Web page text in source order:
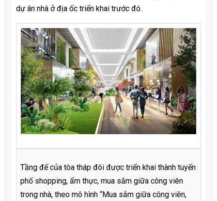
dự án nhà ở địa ốc triển khai trước đó.
Tầng đế của tòa tháp đôi được triển khai thành tuyến
phố shopping, ẩm thực, mua sắm giữa công viên
trong nhà, theo mô hình “Mua sắm giữa công viên,